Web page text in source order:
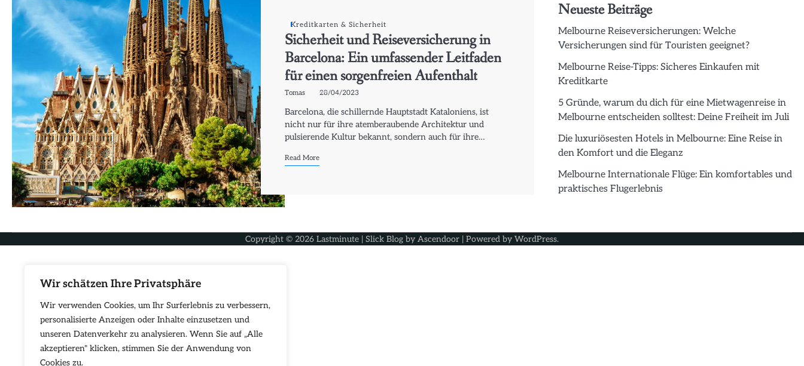
Wir schätzen Ihre Privatsphäre
Wir verwenden Cookies, um Ihr Surferlebnis zu verbessern,
personalisierte Anzeigen oder Inhalte einzusetzen und
unseren Datenverkehr zu analysieren. Wenn Sie auf „Alle
akzeptieren" klicken, stimmen Sie der Anwendung von
Cookies zu.
Kreditkarten & Sicherheit
Sicherheit und Reiseversicherung in
Barcelona: Ein umfassender Leitfaden
für einen sorgenfreien Aufenthalt
Tomas 28/04/2023
Barcelona, die schillernde Hauptstadt Kataloniens, ist
nicht nur für ihre atemberaubende Architektur und
pulsierende Kultur bekannt, sondern auch für ihre…
Read More
Neueste Beiträge
Melbourne Reiseversicherungen: Welche
Versicherungen sind für Touristen geeignet?
Melbourne Reise-Tipps: Sicheres Einkaufen mit
Kreditkarte
5 Gründe, warum du dich für eine Mietwagenreise in
Melbourne entscheiden solltest: Deine Freiheit im Juli
Die luxuriösesten Hotels in Melbourne: Eine Reise in
den Komfort und die Eleganz
Melbourne Internationale Flüge: Ein komfortables und
praktisches Flugerlebnis
Copyright © 2026 Lastminute | Slick Blog by Ascendoor | Powered by WordPress.